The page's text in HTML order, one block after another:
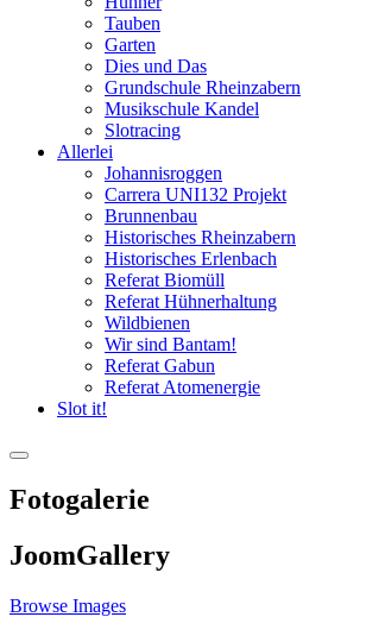
Tauben
Garten
Dies und Das
Grundschule Rheinzabern
Musikschule Kandel
Slotracing
Allerlei
Johannisroggen
Carrera UNI132 Projekt
Brunnenbau
Historisches Rheinzabern
Historisches Erlenbach
Referat Biomüll
Referat Hühnerhaltung
Wildbienen
Wir sind Bantam!
Referat Gabun
Referat Atomenergie
Slot it!
Fotogalerie
JoomGallery
Browse Images